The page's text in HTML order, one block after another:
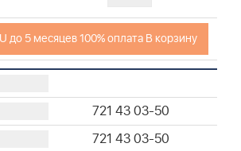
до 5 месяцев 100% оплата В корзину
721 43 03-50
721 43 03-50